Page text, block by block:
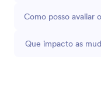
Como posso avaliar
Que impacto as